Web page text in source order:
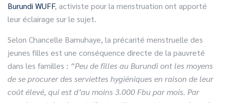
Burundi WUFF, activiste pour la menstruation ont apporté
leur éclairage sur le sujet.
Selon Chancelle Bamuhaye, la précarité menstruelle des
jeunes filles est une conséquence directe de la pauvreté
dans les familles : “Peu de filles au Burundi ont les moyens
de se procurer des serviettes hygiéniques en raison de leur
coût élevé, qui est d’au moins 3.000 Fbu par mois. Par